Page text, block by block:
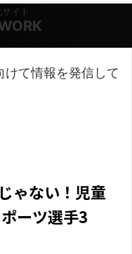
イト
けて情報を発信して
ゃない！児童
ーツ選手3